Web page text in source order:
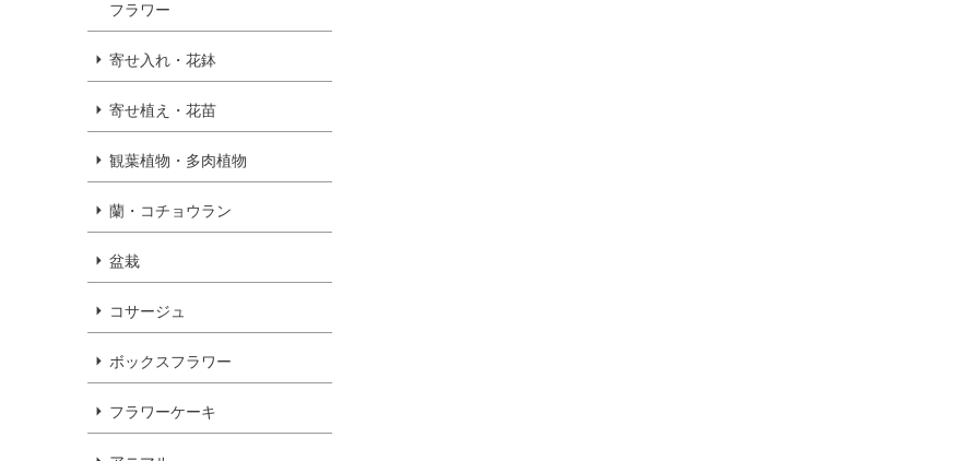
フラワー
寄せ入れ・花鉢
寄せ植え・花苗
観葉植物・多肉植物
蘭・コチョウラン
盆栽
コサージュ
ボックスフラワー
フラワーケーキ